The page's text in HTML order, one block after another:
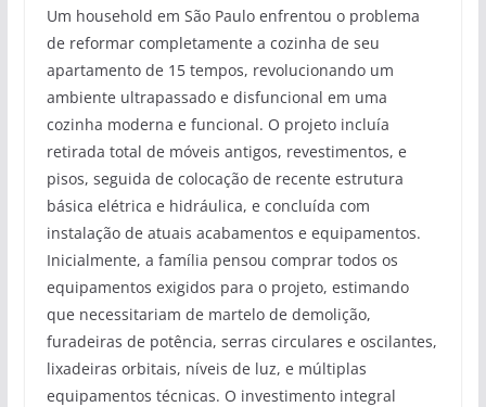
Um household em São Paulo enfrentou o problema
de reformar completamente a cozinha de seu
apartamento de 15 tempos, revolucionando um
ambiente ultrapassado e disfuncional em uma
cozinha moderna e funcional. O projeto incluía
retirada total de móveis antigos, revestimentos, e
pisos, seguida de colocação de recente estrutura
básica elétrica e hidráulica, e concluída com
instalação de atuais acabamentos e equipamentos.
Inicialmente, a família pensou comprar todos os
equipamentos exigidos para o projeto, estimando
que necessitariam de martelo de demolição,
furadeiras de potência, serras circulares e oscilantes,
lixadeiras orbitais, níveis de luz, e múltiplas
equipamentos técnicas. O investimento integral